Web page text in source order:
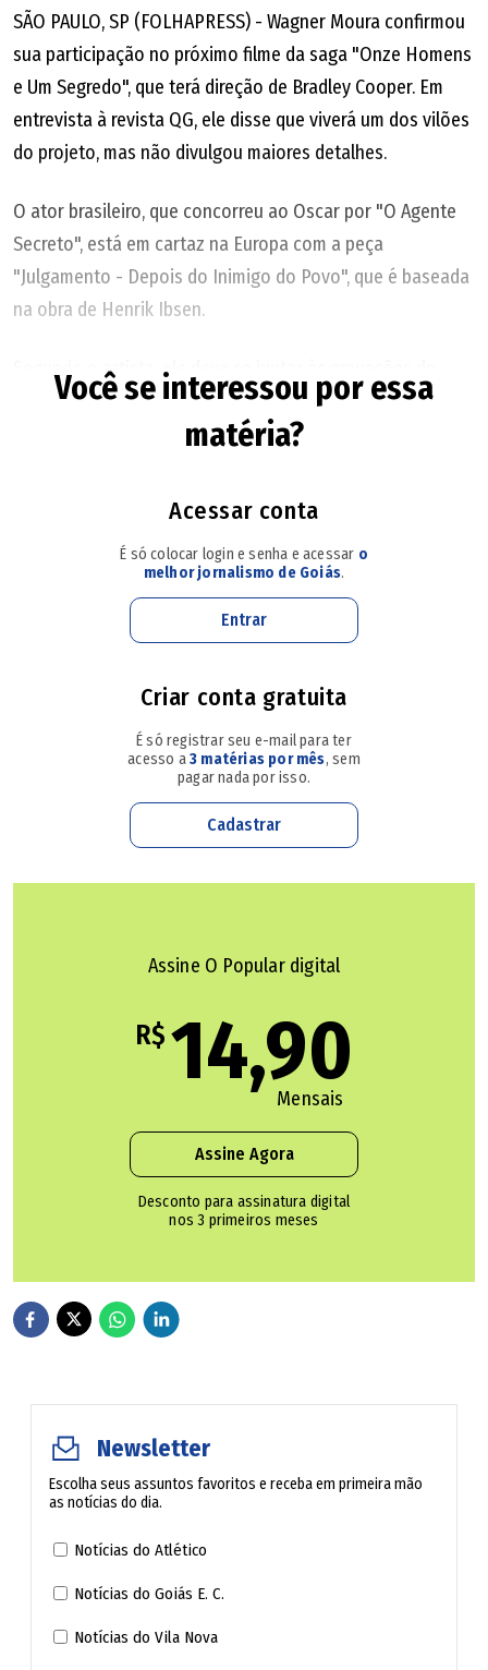
Quinta-feira, dia 6 --- 19h30
Filme: Dolores Duran -- O Coração da Noite
Direção: Juliana Baraúna e Igor Miguel
Show: Cláudia Vieira canta Dolores
Filme: Lupicínio Rodrigues -- Confissões de um Sofredor
Direção: Alfredo Manevy
Show: Grace Carvalho canta Lupicínio
Direção: Pedro Serrano
Show: Luciana Clímaco canta Adoniran
SÃO PAULO, SP (FOLHAPRESS) - Wagner Moura confirmou
sua participação no próximo filme da saga "Onze Homens
e Um Segredo", que terá direção de Bradley Cooper. Em
entrevista à revista QG, ele disse que viverá um dos vilões
do projeto, mas não divulgou maiores detalhes.
O ator brasileiro, que concorreu ao Oscar por "O Agente
Secreto", está em cartaz na Europa com a peça
"Julgamento - Depois do Inimigo do Povo", que é baseada
na obra de Henrik Ibsen.
Segundo o artista, ele deve se juntar às gravações do
longa, cujo elenco terá ainda nomes como Margot Robbie
e o próprio Cooper, após terminar sua turnê nos palcos.
Você se interessou por essa
matéria?
Acessar conta
É só colocar login e senha e acessar o
melhor jornalismo de Goiás.
Entrar
Criar conta gratuita
É só registrar seu e-mail para ter
acesso a3 matérias por mês, sem
pagar nada por isso.
Cadastrar
Assine O Popular digital
R$ 14,90
Mensais
Assine Agora
Desconto para assinatura digital
nos 3 primeiros meses
Newsletter
Escolha seus assuntos favoritos e receba em primeira mão
as notícias do dia.
Notícias do Atlético
Notícias do Goiás E. C.
Notícias do Vila Nova